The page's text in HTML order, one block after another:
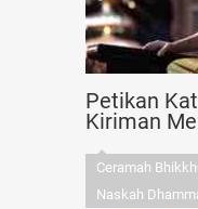
Petikan
Kiriman
Ceramah
Naskah